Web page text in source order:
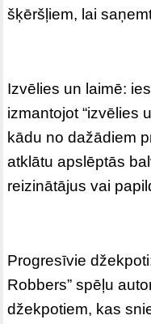
šķēršļiem, lai
Izvēlies un laimē:
izmantojot “izvēlies
kādu no dažādiem
atklātu apslēptās
reizinātājus vai
Progresīvie
Robbers” spēļu
džekpotiem, kas